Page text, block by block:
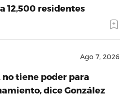
12,500 residentes
Ago 7, 2026
no tiene poder para
dice González